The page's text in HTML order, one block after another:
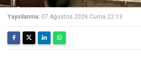
Yayınlanma: 07 Ağustos 2026 Cuma 22:13